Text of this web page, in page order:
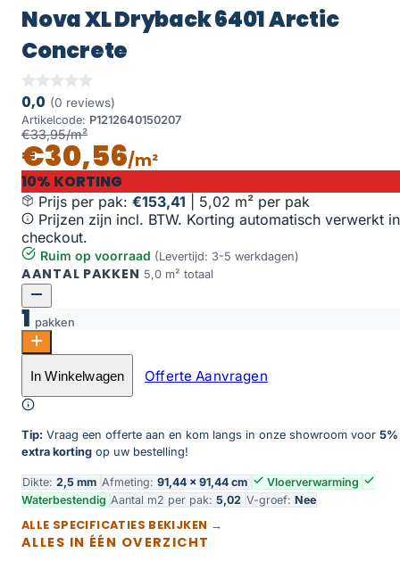
Nova XL Dryback 6401 Arctic
Concrete
0,0 (0 reviews)
Artikelcode: P1212640150207
€33,95/m²
€30,56/m²
10% KORTING
Prijs per pak: €153,41
5,02 m² per pak
Prijzen zijn incl. BTW. Korting automatisch verwerkt in
checkout.
Ruim op voorraad (Levertijd: 3-5 werkdagen)
AANTAL PAKKEN 5,0 m² totaal
1 pakken
Nova XL Dryback 6401 Arctic Concrete aantal
Toevoegen aan winkelwagen
In Winkelwagen Offerte Aanvragen
Tip: Vraag een offerte aan en kom langs in onze showroom voor 5%
extra korting op uw bestelling!
Dikte: 2,5 mm Afmeting: 91,44 × 91,44 cm
Vloerverwarming
Waterbestendig Aantal m2 per pak: 5,02 V-groef: Nee
ALLE SPECIFICATIES BEKIJKEN →
ALLES IN ÉÉN OVERZICHT